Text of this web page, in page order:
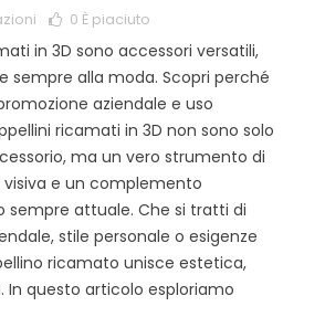
0 È piaciuto
in 3D sono accessori versatili,
sempre alla moda. Scopri perché
aziendale e uso
ricamati in 3D non sono solo
ma un vero strumento di
e un complemento
sempre attuale. Che si tratti di
stile personale o esigenze
ricamato unisce estetica,
In questo articolo esploriamo